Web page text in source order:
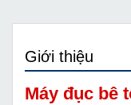
Giới thiệu
Máy đục bê